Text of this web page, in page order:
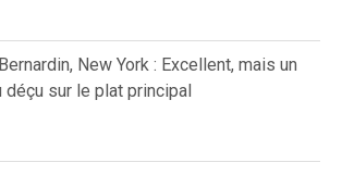
New York : Excellent, mais un
déçu sur le plat principal